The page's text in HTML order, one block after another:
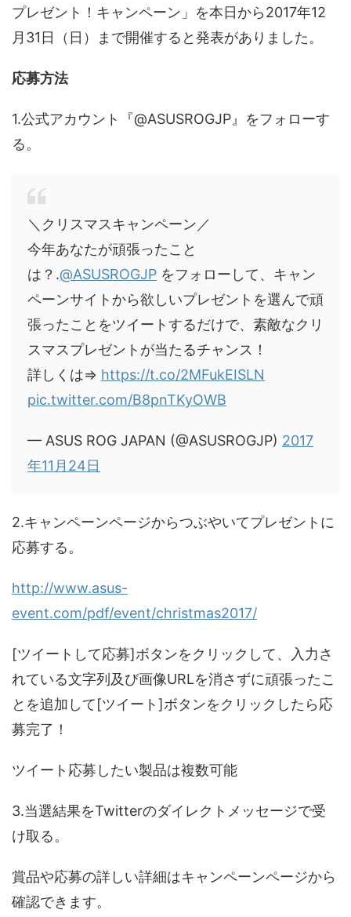
プレゼント！キャンペーン」を本日から2017年12
月31日（日）まで開催すると発表がありました。
応募方法
1.公式アカウント『@ASUSROGJP』をフォローす
る。
＼クリスマスキャンペーン／
今年あなたが頑張ったこと
は？.@ASUSROGJP をフォローして、キャン
ペーンサイトから欲しいプレゼントを選んで頑
張ったことをツイートするだけで、素敵なクリ
スマスプレゼントが当たるチャンス！
詳しくは⇒ https://t.co/2MFukEISLN
pic.twitter.com/B8pnTKyOWB
— ASUS ROG JAPAN (@ASUSROGJP) 2017
年11月24日
2.キャンペーンページからつぶやいてプレゼントに
応募する。
http://www.asus-
event.com/pdf/event/christmas2017/
[ツイートして応募]ボタンをクリックして、入力さ
れている文字列及び画像URLを消さずに頑張ったこ
とを追加して[ツイート]ボタンをクリックしたら応
募完了！
ツイート応募したい製品は複数可能
3.当選結果をTwitterのダイレクトメッセージで受
け取る。
賞品や応募の詳しい詳細はキャンペーンページから
確認できます。